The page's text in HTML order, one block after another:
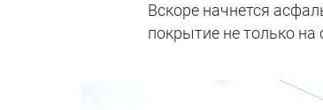
Вскоре начнется
покрытие не только